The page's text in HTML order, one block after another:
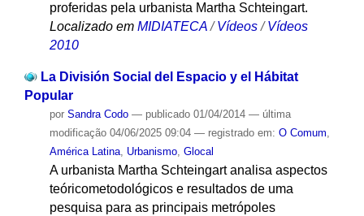
proferidas pela urbanista Martha Schteingart.
Localizado em MIDIATECA / Vídeos / Vídeos
2010
La División Social del Espacio y el Hábitat
Popular
por Sandra Codo — publicado01/04/2014 — última
modificação04/06/2025 09:04 — registrado em: O Comum,
América Latina, Urbanismo, Glocal
A urbanista Martha Schteingart analisa aspectos
teóricometodológicos e resultados de uma
pesquisa para as principais metrópoles